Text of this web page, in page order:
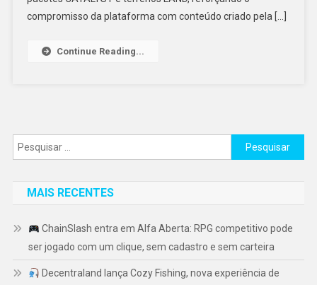
compromisso da plataforma com conteúdo criado pela […]
Continue Reading...
Pesquisar
por:
MAIS RECENTES
ChainSlash entra em Alfa Aberta: RPG competitivo pode
ser jogado com um clique, sem cadastro e sem carteira
Decentraland lança Cozy Fishing, nova experiência de